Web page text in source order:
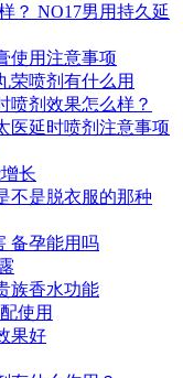
？ NO17男用持久延
使用注意事项
荣喷剂有什么用
喷剂效果怎么样？
医延时喷剂注意事项
长
不是脱衣服的那种
备孕能用吗
族香水功能
使用
果好